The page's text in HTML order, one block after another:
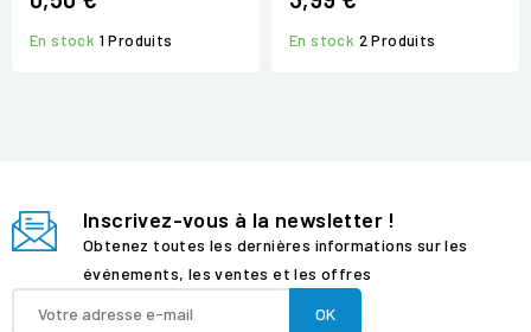
En stock 1 Produits En stock 2 Produits
Inscrivez-vous à la newsletter !
Obtenez toutes les dernières informations sur les
événements, les ventes et les offres